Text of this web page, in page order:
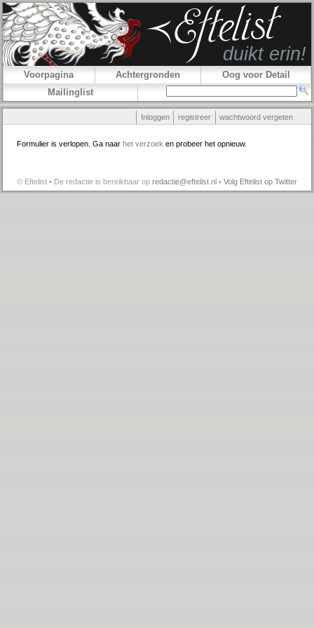
Voorpagina Achtergronden
Oog voor Detail
Mailinglist
Inloggen registreer wachtwoord vergeten
Formulier is verlopen. Ga naar het verzoek en probeer het opnieuw.
© Eftelist • De redactie is bereikbaar op redactie@eftelist.nl • Volg Eftelist op Twitter